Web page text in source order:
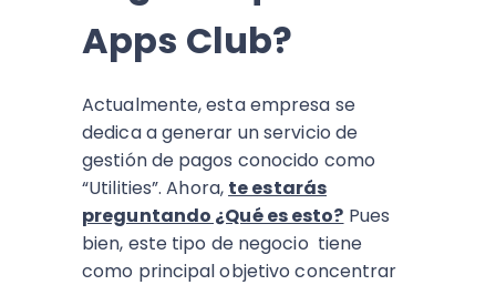
Apps Club?
Actualmente, esta empresa se
dedica a generar un servicio de
gestión de pagos conocido como
“Utilities”. Ahora, te estarás
preguntando ¿Qué es esto? Pues
bien, este tipo de negocio tiene
como principal objetivo concentrar